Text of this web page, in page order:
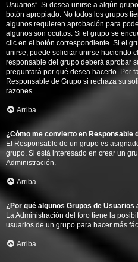
Usuarios”. Si desea unirse a algún
botón apropiado. No todos los grupos
algunos requieren aprobación para
algunos son ocultos. Si el grupo se
clic en el botón correspondiente. Si el
unirse, puede solicitar unirse haciendo
responsable del grupo deberá aprobar
preguntará por qué desea hacerlo. Por
Responsable de Grupo si rechaza su
razones.
Arriba
¿Cómo me convierto en Responsable
El Responsable de un grupo es
grupo. Si está interesado en crear un
Administración.
Arriba
¿Por qué algunos Grupos de
La Administración del foro tiene la
usuarios de un grupo para hacer más
Arriba